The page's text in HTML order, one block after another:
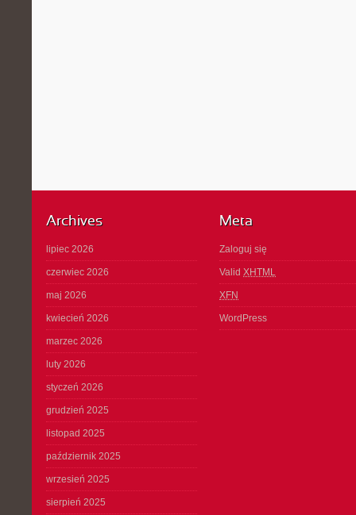
Archives
lipiec 2026
czerwiec 2026
maj 2026
kwiecień 2026
marzec 2026
luty 2026
styczeń 2026
grudzień 2025
listopad 2025
październik 2025
wrzesień 2025
sierpień 2025
Meta
Zaloguj się
Valid XHTML
XFN
WordPress